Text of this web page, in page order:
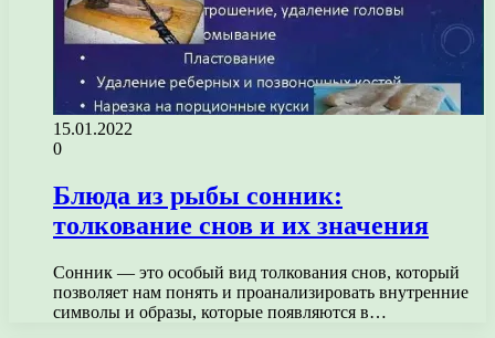
15.01.2022
0
Блюда из рыбы сонник:
толкование снов и их значения
Сонник — это особый вид толкования снов, который
позволяет нам понять и проанализировать внутренние
символы и образы, которые появляются в…